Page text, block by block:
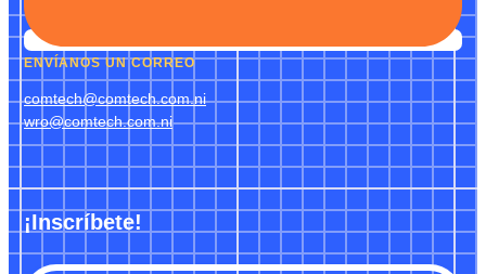
ENVÍANOS UN CORREO
comtech@comtech.com.ni
wro@comtech.com.ni
¡Inscríbete!